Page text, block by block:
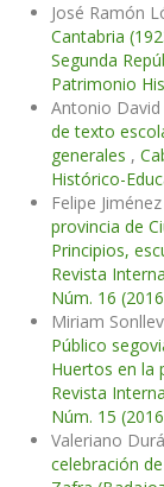
José Ramón
Cantabria
Segunda
Patrimonio
Antonio David
de texto
generales ,
Histórico-
Felipe
provincia de
Principios,
Revista
Núm. 16
Miriam
Público
Huertos en la
Revista
Núm. 15
Valeriano
celebración